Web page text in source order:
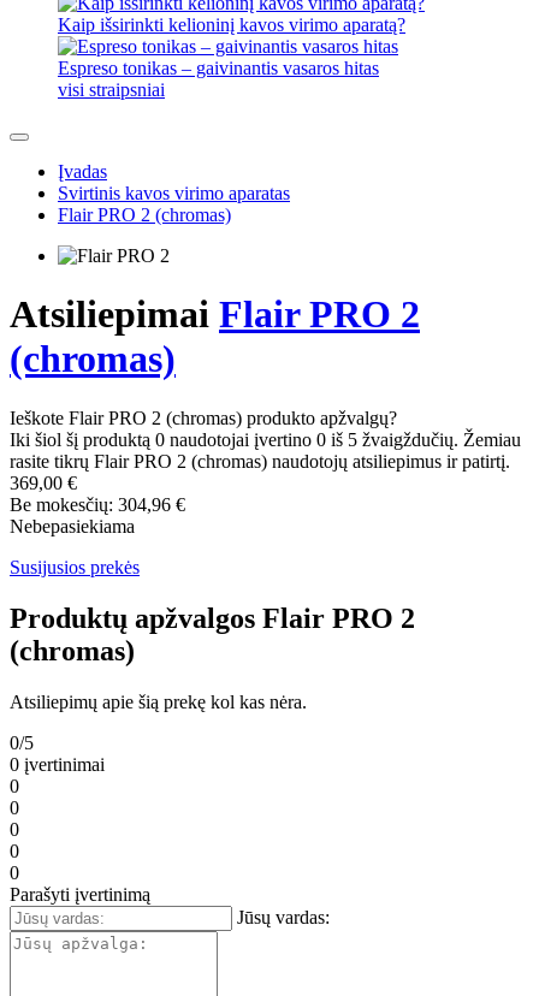
Kaip išsirinkti kelioninį kavos virimo aparatą?
Espreso tonikas – gaivinantis vasaros hitas
visi straipsniai
Įvadas
Svirtinis kavos virimo aparatas
Flair PRO 2 (chromas)
Atsiliepimai Flair PRO 2
(chromas)
Ieškote Flair PRO 2 (chromas) produkto apžvalgų?
Iki šiol šį produktą 0 naudotojai įvertino 0 iš 5 žvaigždučių. Žemiau
rasite tikrų Flair PRO 2 (chromas) naudotojų atsiliepimus ir patirtį.
369,00 €
Be mokesčių: 304,96 €
Nebepasiekiama
Susijusios prekės
Produktų apžvalgos Flair PRO 2
(chromas)
Atsiliepimų apie šią prekę kol kas nėra.
0/5
0 įvertinimai
0
0
0
0
0
Parašyti įvertinimą
Jūsų vardas: